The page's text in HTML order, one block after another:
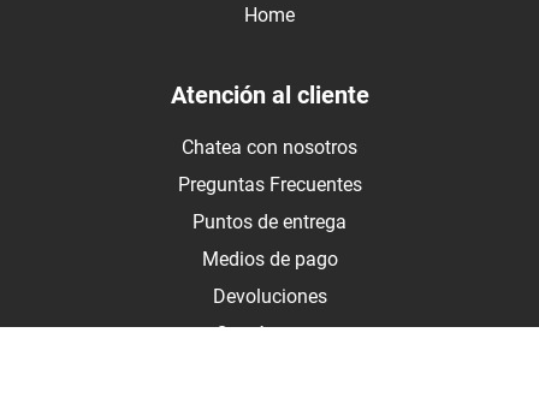
Home
Atención al cliente
Chatea con nosotros
Preguntas Frecuentes
Puntos de entrega
Medios de pago
Devoluciones
Contáctanos